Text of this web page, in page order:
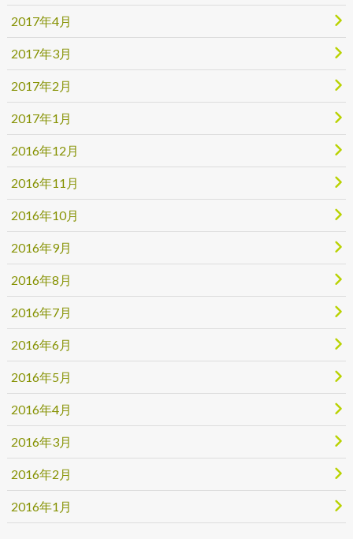
2017年4月
2017年3月
2017年2月
2017年1月
2016年12月
2016年11月
2016年10月
2016年9月
2016年8月
2016年7月
2016年6月
2016年5月
2016年4月
2016年3月
2016年2月
2016年1月